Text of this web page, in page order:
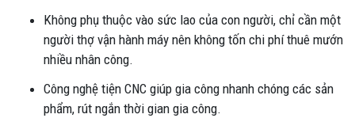
Không phụ thuộc vào sức lao của con người, chỉ cần một
người thợ vận hành máy nên không tốn chi phí thuê mướn
nhiều nhân công.
Công nghệ tiện CNC giúp gia công nhanh chóng các sản
phẩm, rút ngắn thời gian gia công.